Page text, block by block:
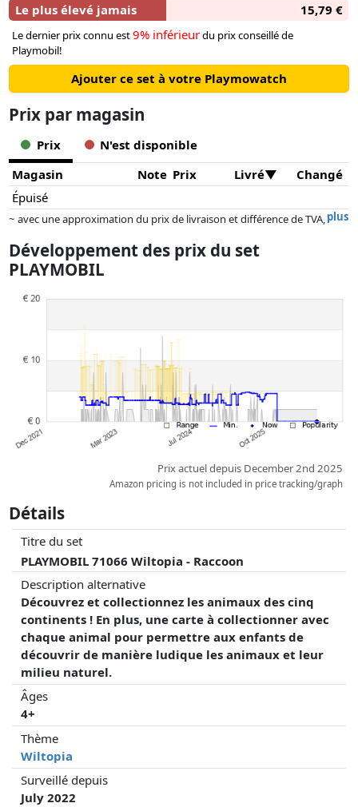
Le plus élevé jamais
15,79 €
Le dernier prix connu est9% inférieurdu prix conseillé de
Playmobil!
Ajouter ce set à votre Playmowatch
Prix ​​par magasin
Prix
N'est disponible
Magasin
Note Prix Livré
Changé
Épuisé
plus
~ avec une approximation du prix de livraison et différence de TVA,
Les prix et la disponibilité peuvent avoir changé depuis la dernière mise
à jour. L'ordre est purement basé sur le prix, la rémunération des
Développement des prix du set
PLAYMOBIL
Prix actuel depuis December 2nd 2025
Amazon pricing is not included in price tracking/graph
Détails
Titre du set
PLAYMOBIL 71066 Wiltopia - Raccoon
Description alternative
Découvrez et collectionnez les animaux des cinq
continents ! En plus, une carte à collectionner avec
chaque animal pour permettre aux enfants de
découvrir de manière ludique les animaux et leur
milieu naturel.
Âges
4+
Thème
Wiltopia
Surveillé depuis
July 2022